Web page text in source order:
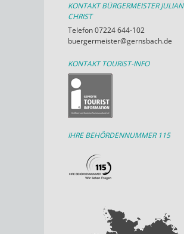
KONTAKT BÜRGERMEISTER JULIAN
CHRIST
Telefon 07224 644-102
buergermeister@gernsbach.de
KONTAKT TOURIST-INFO
IHRE BEHÖRDENNUMMER 115